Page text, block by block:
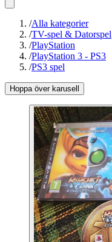
/Alla kategorier
/TV-spel & Datorspel
/PlayStation
/PlayStation 3 - PS3
/PS3 spel
Hoppa över karusell